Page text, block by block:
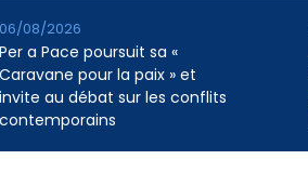
Per a Pace poursuit sa «
Caravane pour la paix » et
invite au débat sur les conflits
contemporains
06/08/2026